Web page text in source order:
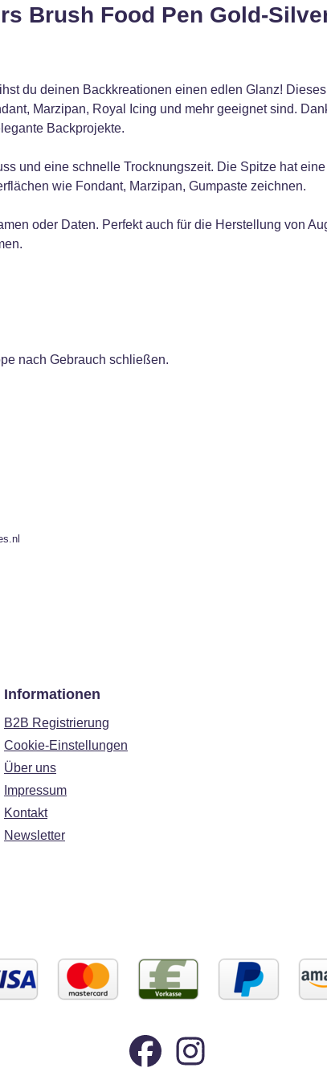
Brush Food Pen Gold-
du deinen Backkreationen einen edlen Glanz!
Marzipan, Royal Icing und mehr geeignet sind.
Backprojekte.
und eine schnelle Trocknungszeit. Die Spitze hat
wie Fondant, Marzipan, Gumpaste zeichnen.
oder Daten. Perfekt auch für die Herstellung von
nach Gebrauch schließen.
Informationen
B2B Registrierung
Cookie-Einstellungen
Über uns
Impressum
Kontakt
Newsletter